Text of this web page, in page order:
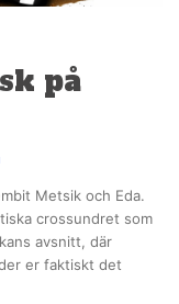
på
Metsik och Eda.
crossundret som
avsnitt, där
er faktiskt det